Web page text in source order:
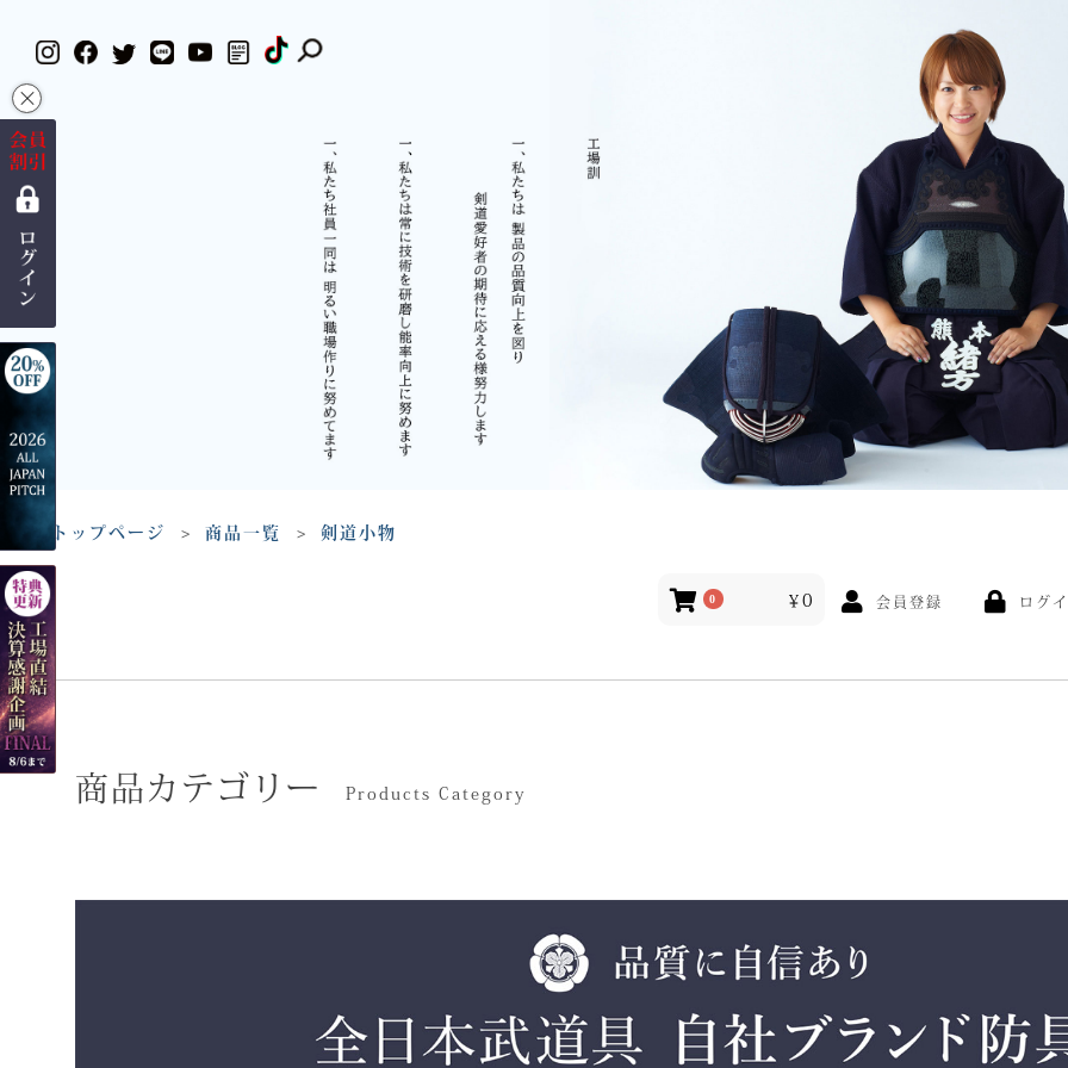
×
トップページ 商品一覧 剣道小物
0 ￥0 ログ
商品カテゴリー Products Category